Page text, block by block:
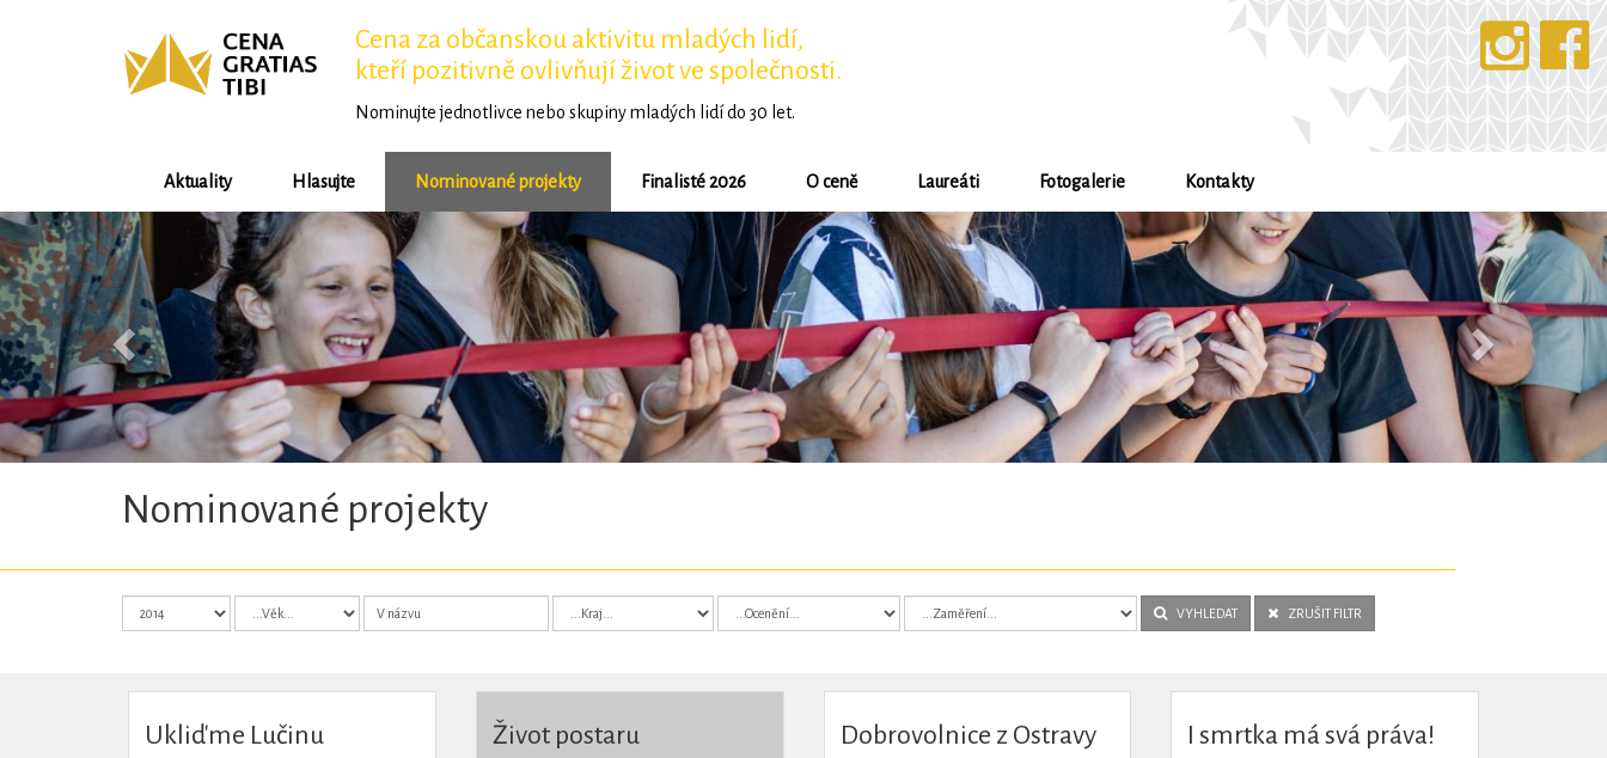
Cena za občanskou aktivitu mladých lidí,
kteří pozitivně ovlivňují život ve společnosti.
Nominujte jednotlivce nebo skupiny mladých lidí do 30 let.
Aktuality Hlasujte Nominované projekty Finalisté 2026 O ceně Laureáti Fotogalerie Kontakty
Předchozí Další
Nominované projekty
VYHLEDAT ZRUŠIT FILTR
Ukliďme Lučinu Život postaru Dobrovolnice z Ostravy I smrtka má svá práva!